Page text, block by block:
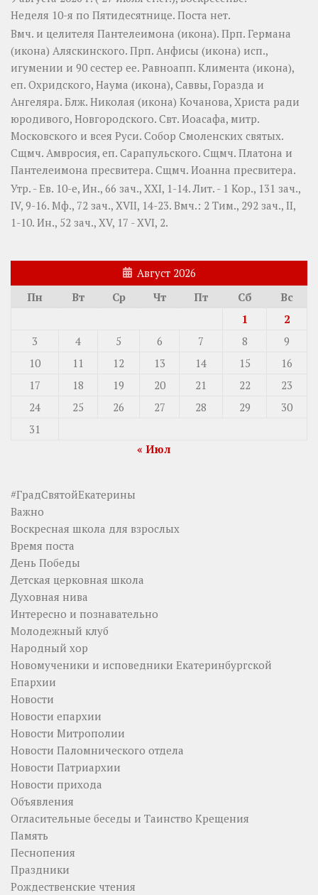
Неделя 10-я по Пятидесятнице. Поста нет.
Вмч. и целителя Пантелеимона (икона). Прп. Германа
(икона) Аляскинского. Прп. Анфисы (икона) исп.,
игумении и 90 сестер ее. Равноапп. Климента (икона),
еп. Охридского, Наума (икона), Саввы, Горазда и
Ангеляра. Блж. Николая (икона) Кочанова, Христа ради
юродивого, Новгородского. Свт. Иоасафа, митр.
Московского и всея Руси. Собор Смоленских святых.
Сщмч. Амвросия, еп. Сарапульского. Сщмч. Платона и
Пантелеимона пресвитера. Сщмч. Иоанна пресвитера.
Утр. - Ев. 10-е, Ин., 66 зач., XXI, 1-14.Лит. - 1 Кор., 131 зач.,
IV, 9-16. Мф., 72 зач., XVII, 14-23. Вмч.: 2 Тим., 292 зач., II,
1-10. Ин., 52 зач., XV, 17 - XVI, 2.
Август 2026
Пн
Вт Ср Чт Пт Сб
Вс
1
2
3
4 5 6 7 8
9
10
11 12 13 14 15
16
17
18 19 20 21 22
23
24
25 26 27 28 29
30
31
« Июл
#ГрадСвятойЕкатерины
Важно
Воскресная школа для взрослых
Время поста
День Победы
Детская церковная школа
Духовная нива
Интересно и познавательно
Молодежный клуб
Народный хор
Новомученики и исповедники Екатеринбургской
Епархии
Новости
Новости епархии
Новости Митрополии
Новости Паломнического отдела
Новости Патриархии
Новости прихода
Объявления
Огласительные беседы и Таинство Крещения
Память
Песнопения
Праздники
Рождественские чтения